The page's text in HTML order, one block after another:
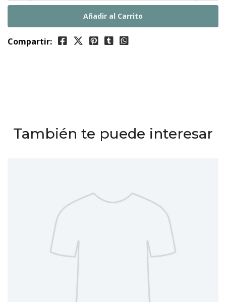
Compartir:
También te puede interesar